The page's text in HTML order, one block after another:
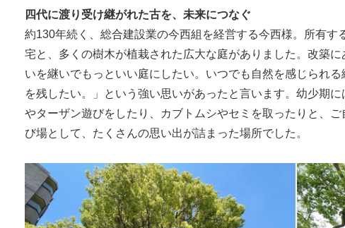
四代に渡り受け継がれた古を、未来につなぐ
約130年続く、総合建設業の今西組を経営する今西様。所有す
宅と、多くの樹木が植栽された広大な庭がありました。改築
いを継いでもっといい庭にしたい。いつでも自然を感じられ
を残したい。」という強い思いがあったと言います。幼少期
やターザン遊びをしたり、カブトムシやセミを取ったりと、
び場として、たくさんの思い出が詰まった場所でした。